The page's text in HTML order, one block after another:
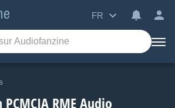
FR
RME Audio